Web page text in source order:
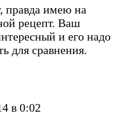
правда имею на
рецепт. Ваш
и его надо
для сравнения.
в 0:02